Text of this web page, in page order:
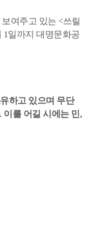
여주고 있는 <쓰릴
1일까지 대명문화공
하고 있으며 무단
이를 어길 시에는 민,